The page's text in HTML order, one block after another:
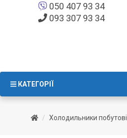
050 407 93 34
093 307 93 34
КАТЕГОРІЇ
Холодильники побутові